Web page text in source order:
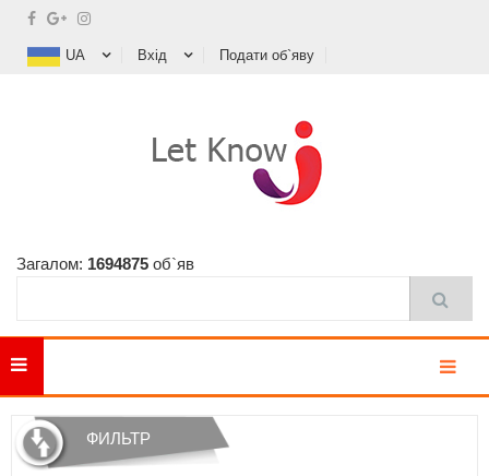
UA Вхід Подати об`яву
Загалом: 1694875 об`яв
ФИЛЬТР